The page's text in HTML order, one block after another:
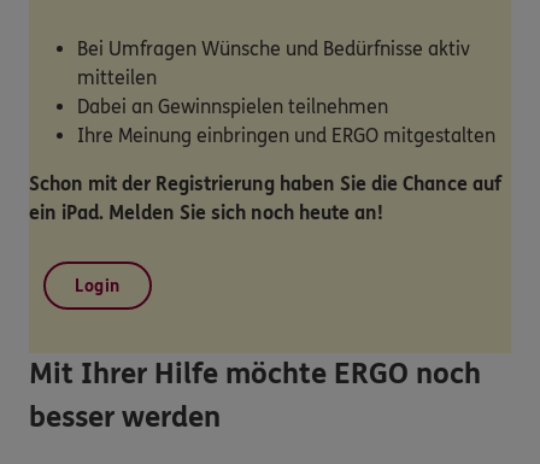
Bei Umfragen Wünsche und Bedürfnisse aktiv
mitteilen
Dabei an Gewinnspielen teilnehmen
Ihre Meinung einbringen und ERGO mitgestalten
Schon mit der Registrierung haben Sie die Chance auf
ein iPad. Melden Sie sich noch heute an!
Login
Mit Ihrer Hilfe möchte ERGO noch
besser werden